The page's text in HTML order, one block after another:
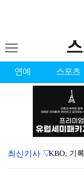
연예 스포츠
최신기사 ▽